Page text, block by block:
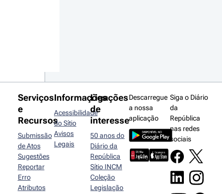
Serviços
e
Recursos
Submissão
de Atos
Sugestões
Reportar
Erro
Atributos
Informações
Acessibilidade
do Sítio
Avisos
Legais
Ligações
de
interesse
50 anos do
Diário da
República
Sítio INCM
Coleção
Legislação
Descarregue
a nossa
aplicação
Siga o Diário
da
República
nas redes
sociais